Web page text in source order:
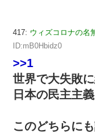
417: ウィズコロナの名
ID:mB0Hbidz0
>>1
世界で大失敗
日本の民主主
このどちらに